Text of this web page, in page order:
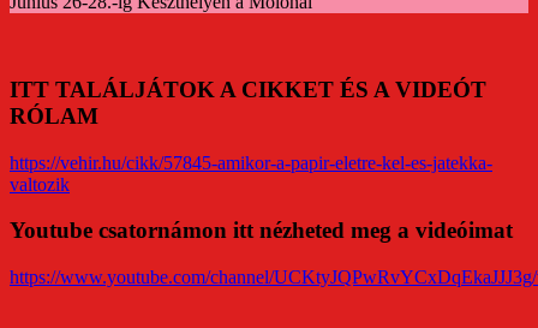
ITT TALÁLJÁTOK A CIKKET ÉS A VIDEÓT
RÓLAM
https://vehir.hu/cikk/57845-amikor-a-papir-eletre-kel-es-jatekka-
valtozik
Youtube csatornámon itt nézheted meg a videóimat
https://www.youtube.com/channel/